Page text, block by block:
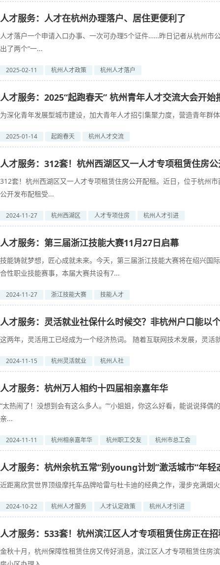
人才服务：人才在杭州办理落户、居住更便利了
人才落户一个申请入口办事、一次可办理5个证件……昨日记者从杭州市
出了两个“一...
2025-02-11 杭州人才政策 杭州人才落户
人才服务：2025“起跑春天” 杭州青年人才交流大会开始
为深化青年发展型城市建设，加大青年人才招引集聚力度，营造青年群
2025-01-14 起跑春天 杭州人才交流
人才服务：312套！杭州西湖区又一人才专项租赁住房
312套！杭州西湖区又一人才专项租赁住房公开配租。近日，位于杭州
公开发布配租受...
2024-11-27 杭州西湖区 人才专项住房 杭州人才引进
人才服务：第三届浙江技能大赛11月27日启幕
技能铸就梦想，匠心成就未来。今天，第三届浙江技能大赛将在绍兴国
合性职业技能赛事，本届大赛共设有7...
2024-11-27 浙江技能大赛 技能人才
人才服务：灵活就业社保什么时候交？非杭州户口能以
这两年，灵活用工已经成为一个经济热词。 随着互联网技术发展，灵活
2024-11-15 杭州灵活就业 杭州人社
人才服务：杭州万人相约十四届相亲嘉年华
“太热闹了！没想到会有这么多人。”“小姐姐，你这么好看，能说说择
亲...
2024-11-11 杭州相亲嘉年华 杭州职工交友 杭州市总工会
人才服务：杭州余杭五常“别young计划”激活城市“年轻
近距离欣赏世界顶级摩托车品牌哈雷与杜卡迪的经典之作，漫步充满烟
2024-10-22 杭州人才服务 人才认定政策 杭州人才引进
人才服务：533套！杭州滨江区人才专项租赁住房正在
金秋十月，杭州保障性租赁住房又传好消息，滨江区人才专项租赁住房